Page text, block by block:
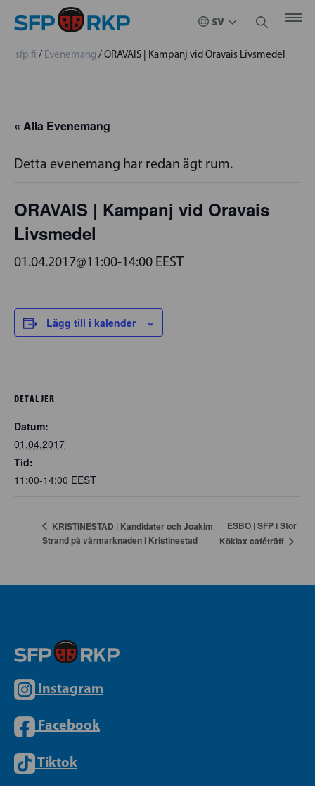
sfp.fi / Evenemang /ORAVAIS | Kampanj vid Oravais Livsmedel
« Alla Evenemang
Detta evenemang har redan ägt rum.
ORAVAIS | Kampanj vid Oravais
Livsmedel
01.04.2017@11:00-14:00 EEST
Lägg till i kalender
DETALJER
Datum:
01.04.2017
Tid:
11:00-14:00 EEST
KRISTINESTAD | Kandidater och Joakim
Strand på vårmarknaden i Kristinestad
ESBO | SFP i Stor
Köklax caféträff
Instagram
Facebook
Tiktok